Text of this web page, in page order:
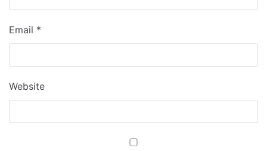
Email *
Website